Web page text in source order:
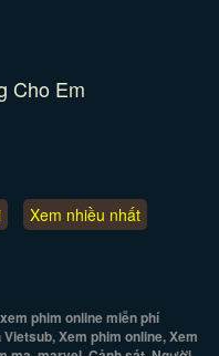
Cho Em
Xem nhiều nhất
phim online miễn phí
Xem phim online, Xem